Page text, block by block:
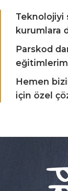
Teknolojiyi
kurumlara
Parskod
Hemen
için özel